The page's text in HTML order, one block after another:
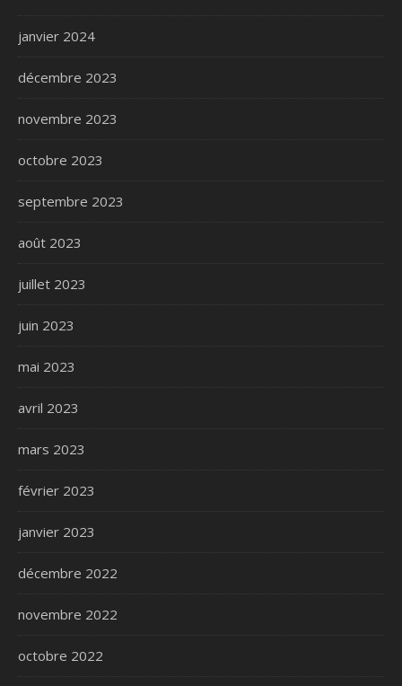
janvier 2024
décembre 2023
novembre 2023
octobre 2023
septembre 2023
août 2023
juillet 2023
juin 2023
mai 2023
avril 2023
mars 2023
février 2023
janvier 2023
décembre 2022
novembre 2022
octobre 2022